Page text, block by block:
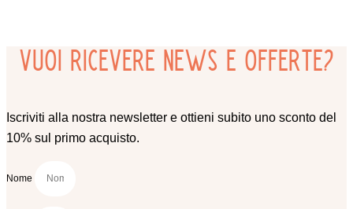
Vuoi ricevere news e offerte?
Iscriviti alla nostra newsletter e ottieni subito uno sconto del
10% sul primo acquisto.
Nome